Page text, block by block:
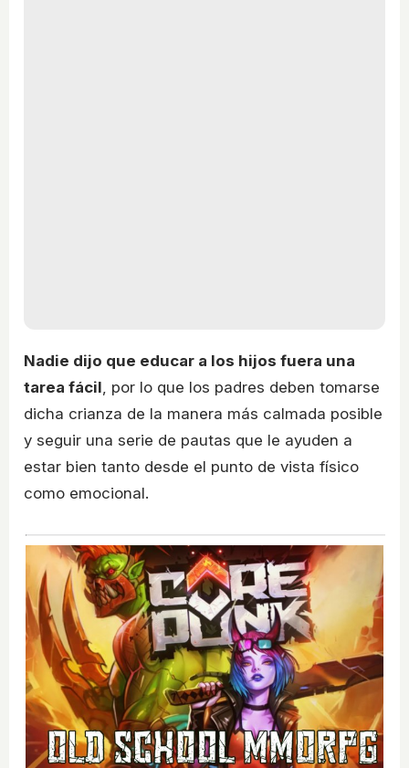
Nadie dijo que educar a los hijos fuera una
tarea fácil , por lo que los padres deben tomarse
dicha crianza de la manera más calmada posible
y seguir una serie de pautas que le ayuden a
estar bien tanto desde el punto de vista físico
como emocional.